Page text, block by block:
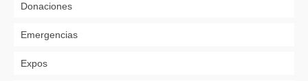
Donaciones
Emergencias
Expos